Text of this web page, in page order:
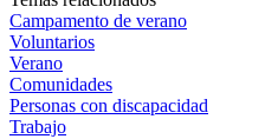
Campamento de verano
Voluntarios
Verano
Comunidades
Personas con discapacidad
Trabajo